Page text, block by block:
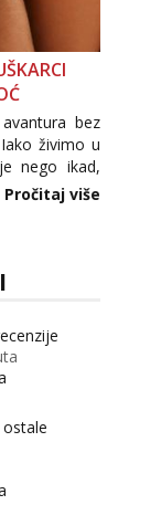
bez
živimo u
nego ikad,
rasprave. Što
Pročitaj više
ostale